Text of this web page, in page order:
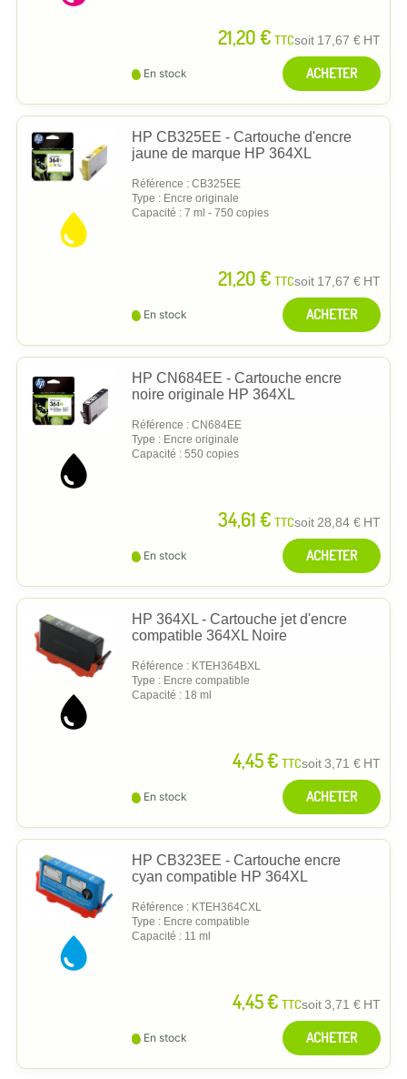
21,20 € TTCsoit 17,67 € HT
En stock ACHETER
HP CB325EE - Cartouche d'encre
jaune de marque HP 364XL
Référence : CB325EE
Type : Encre originale
Capacité : 7 ml - 750 copies
21,20 € TTCsoit 17,67 € HT
En stock ACHETER
HP CN684EE - Cartouche encre
noire originale HP 364XL
Référence : CN684EE
Type : Encre originale
Capacité : 550 copies
34,61 € TTCsoit 28,84 € HT
En stock ACHETER
HP 364XL - Cartouche jet d'encre
compatible 364XL Noire
Référence : KTEH364BXL
Type : Encre compatible
Capacité : 18 ml
4,45 € TTCsoit3,71 € HT
En stock ACHETER
HP CB323EE - Cartouche encre
cyan compatible HP 364XL
Référence : KTEH364CXL
Type : Encre compatible
Capacité : 11 ml
4,45 € TTCsoit3,71 € HT
En stock ACHETER